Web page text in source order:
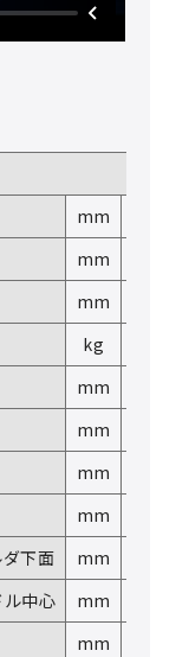
mm
mm
mm
kg
mm
mm
mm
mm
下面 mm
中心
mm
mm